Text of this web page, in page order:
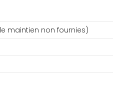
maintien non fournies)